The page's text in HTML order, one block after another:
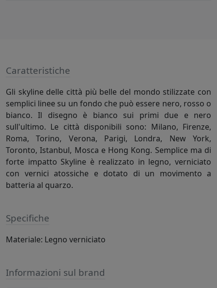
Caratteristiche
Gli skyline delle città più belle del mondo stilizzate con
semplici linee su un fondo che può essere nero, rosso o
bianco. Il disegno è bianco sui primi due e nero
sull'ultimo. Le città disponibili sono: Milano, Firenze,
Roma, Torino, Verona, Parigi, Londra, New York,
Toronto, Istanbul, Mosca e Hong Kong. Semplice ma di
forte impatto Skyline è realizzato in legno, verniciato
con vernici atossiche e dotato di un movimento a
batteria al quarzo.
Specifiche
Materiale: Legno verniciato
Informazioni sul brand